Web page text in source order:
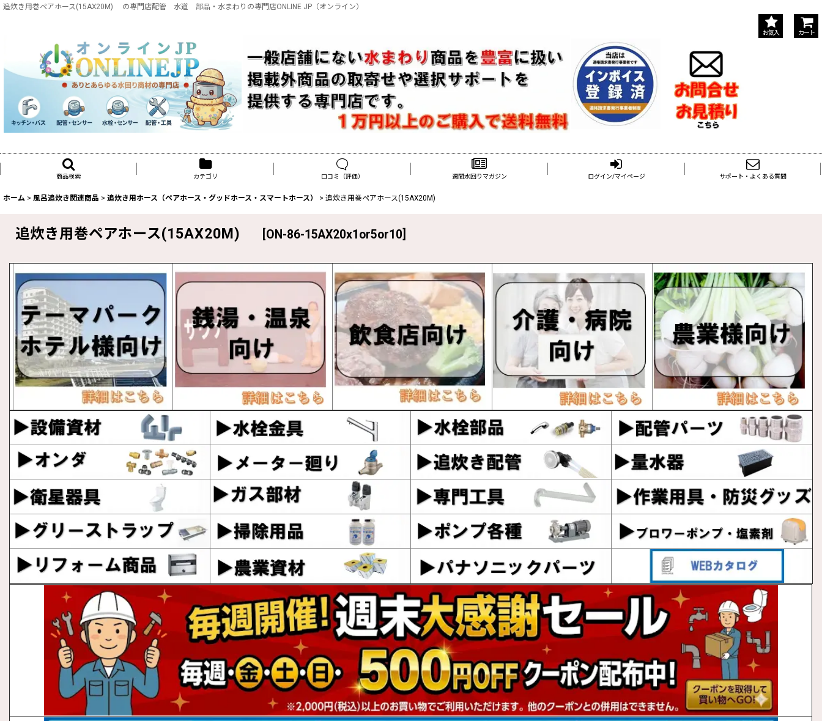
追炊き用巻ペアホース(15AX20M) の専門店配管 水道 部品・水まわりの専門店ONLINE JP（オンライン）
お気入 カート
商品検索 カテゴリ 口コミ（評価） 週間水回りマガジン ログイン/マイページ サポート・よくある質問
ホーム > 風呂追炊き関連商品 > 追炊き用ホース（ペアホース・グッドホース・スマートホース） > 追炊き用巻ペアホース(15AX20M)
追炊き用巻ペアホース(15AX20M) ON-86-15AX20x1or5or10